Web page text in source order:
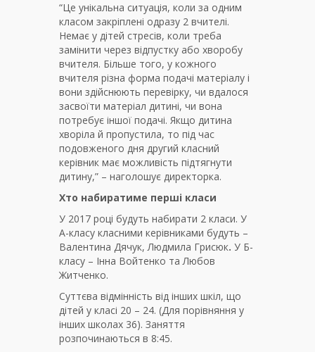
“Це унікальна ситуація, коли за одним
класом закріплені одразу 2 вчителі.
Немає у дітей стресів, коли треба
замінити через відпустку або хворобу
вчителя. Більше того, у кожного
вчителя різна форма подачі матеріалу і
вони здійснюють перевірку, чи вдалося
засвоїти матеріал дитині, чи вона
потребує іншої подачі. Якщо дитина
хворіла й пропустила, то під час
подовженого дня другий класний
керівник має можливість підтягнути
дитину,” – наголошує директорка.
Хто набиратиме перші класи
У 2017 році будуть набирати 2 класи. У
А-класу класними керівниками будуть –
Валентина Дячук, Людмила Грисюк. У Б-
класу – Інна Войтенко та Любов
Житченко.
Суттєва відмінність від інших шкіл, що
дітей у класі 20 – 24. (Для порівняння у
інших школах 36). Заняття
розпочинаються в 8:45.